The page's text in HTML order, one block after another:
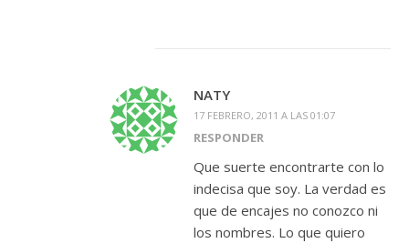
NATY
17 FEBRERO, 2011 A LAS 01:07
RESPONDER
Que suerte encontrarte con lo
indecisa que soy. La verdad es
que de encajes no conozco ni
los nombres. Lo que quiero